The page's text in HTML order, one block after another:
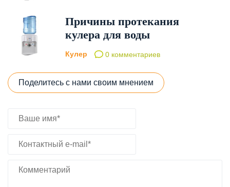
Причины протекания
кулера для воды
Кулер 0 комментариев
Поделитесь с нами своим мнением